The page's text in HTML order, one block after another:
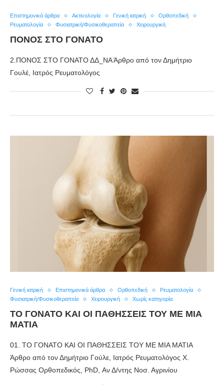
Επιστημονικά άρθρα Ακτινολογία Γενική ιατρική
Ορθοπεδική
Ρευματολογία
Φυσιατρική/Φυσικοθεραπεία Χειρουργική
ΠΟΝΟΣ ΣΤΟ ΓΟΝΑΤΟ
2.ΠΟΝΟΣ ΣΤΟ ΓΟΝΑΤΟ ΔΔ_ΝΑ Άρθρο από τον Δημήτριο
Γουλέ, Ιατρός Ρευματολόγος
Γενική ιατρική Επιστημονικά άρθρα Ορθοπεδική
Ρευματολογία
Φυσιατρική/Φυσικοθεραπεία
Χειρουργική Χωρίς κατηγορία
ΤΟ ΓΟΝΑΤΟ ΚΑΙ ΟΙ ΠΑΘΗΣΣΕΙΣ ΤΟΥ ΜΕ ΜΙΑ
ΜΑΤΙΑ
01. ΤΟ ΓΟΝΑΤΟ ΚΑΙ ΟΙ ΠΑΘΗΣΣΕΙΣ ΤΟΥ ΜΕ ΜΙΑ ΜΑΤΙΑ
Άρθρο από τον Δημήτριο Γούλε, Ιατρός Ρευματολόγος Χ.
Ρώσσας Ορθοπεδικός, PhD, Αν Δ/ντης Νοσ. Αγρινίου